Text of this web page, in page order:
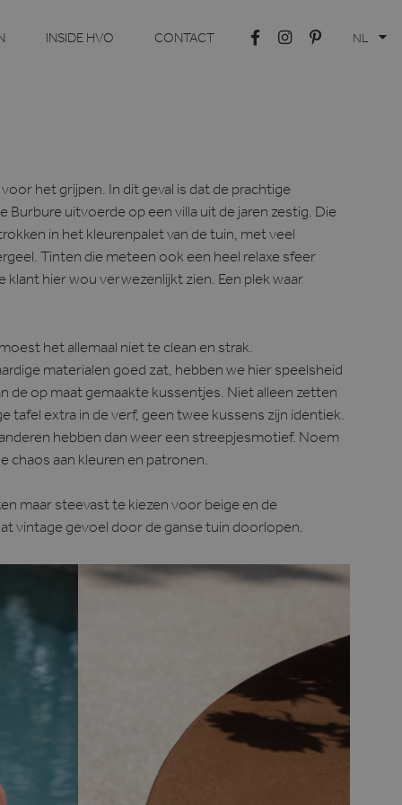
INSIDE HVO CONTACT NL
het grijpen. In dit geval is dat de prachtige
Burbure uitvoerde op een villa uit de jaren zestig. Die
in het kleurenpalet van de tuin, met veel
Tinten die meteen ook een heel relaxe sfeer
klant hier wou verwezenlijkt zien. Een plek waar
het allemaal niet te clean en strak.
materialen goed zat, hebben we hier speelsheid
de op maat gemaakte kussentjes. Niet alleen zetten
tafel extra in de verf, geen twee kussens zijn identiek.
hebben dan weer een streepjesmotief. Noem
chaos aan kleuren en patronen.
maar steevast te kiezen voor beige en de
vintage gevoel door de ganse tuin doorlopen.